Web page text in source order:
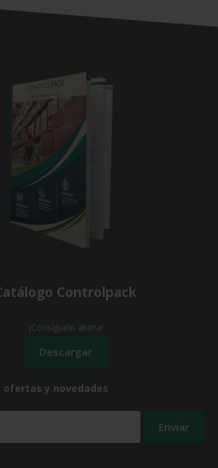
ofertas y novedades
Controlpack
¡Consíguelo ahora!